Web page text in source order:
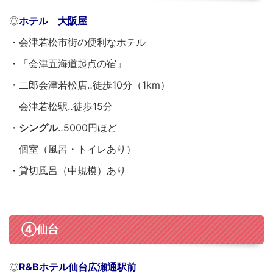
◎ホテル 大阪屋
・会津若松市街の便利なホテル
・「会津五海道起点の宿」
・二郎会津若松店‥徒歩10分（1km）
会津若松駅‥徒歩15分
・ シングル‥5000円ほど
個室（風呂・トイレあり）
・貸切風呂（中規模）あり
④仙台
◎R&Bホテル仙台広瀬通駅前